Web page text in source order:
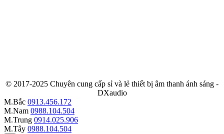
© 2017-2025 Chuyên cung cấp sỉ và lẻ thiết bị âm thanh ánh sáng -
DXaudio
M.Bắc 0913.456.172
M.Nam 0988.104.504
M.Trung 0914.025.906
M.Tây 0988.104.504